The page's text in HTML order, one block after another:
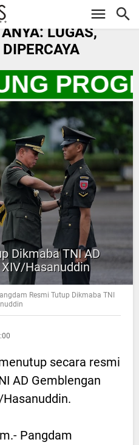
LUGAS,
Dikmaba TNI AD
Hasanuddin
Resmi Tutup Dikmaba TNI
secara resmi
AD Gemblengan
Pangdam